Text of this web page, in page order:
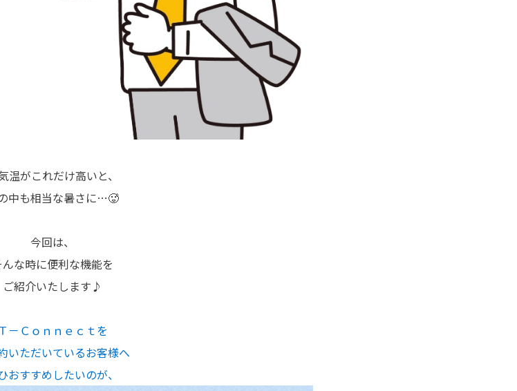
温がこれだけ高いと、
中も相当な暑さに…🥵
今回は、
んな時に便利な機能を
ご紹介いたします♪
Ｔ－Ｃｏｎｎｅｃｔを
いただいているお客様へ
おすすめしたいのが、